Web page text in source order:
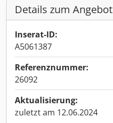
Details zum Angebot
Inserat-ID:
A5061387
Referenznummer:
26092
Aktualisierung:
zuletzt am 12.06.2024